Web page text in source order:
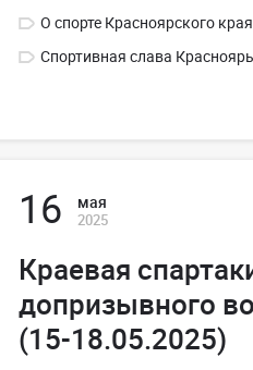
О спорте Красноярского края
Спортивная слава
16 мая
2025
Краевая
допризывного
(15-18.05.2025)